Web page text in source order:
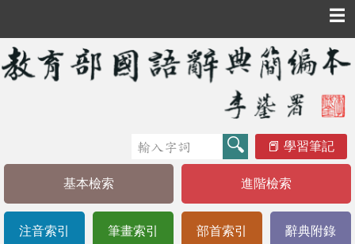
☰
學習筆記
基本檢索 進階檢索
注音索引 筆畫索引 部首索引 辭典附錄